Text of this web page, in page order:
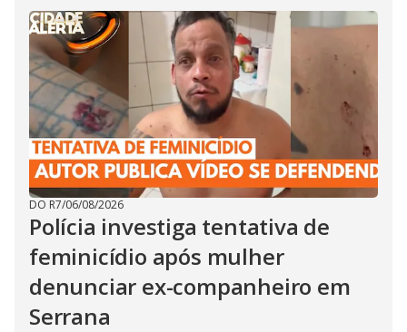
DO R7/06/08/2026
Polícia investiga tentativa de
feminicídio após mulher
denunciar ex-companheiro em
Serrana